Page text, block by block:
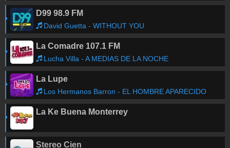
D99 98.9 FM
David Guetta - WITHOUT YOU
La Comadre 107.1 FM
Lucha Villa - A MEDIAS DE LA NOCHE
La Lupe
Los Hermanos Barron - EL HOMBRE APARECIDO
La Ke Buena Monterrey
Stereo Cien